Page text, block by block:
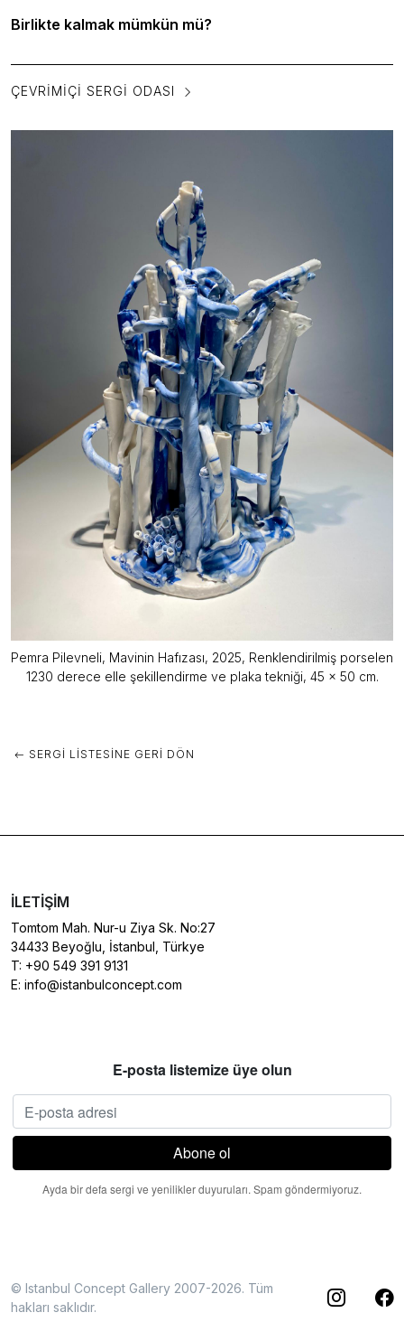
Birlikte kalmak mümkün mü?
ÇEVRIMIÇI SERGI ODASI
Pemra Pilevneli, Mavinin Hafızası, 2025, Renklendirilmiş porselen
1230 derece elle şekillendirme ve plaka tekniği, 45 x 50 cm.
SERGI LISTESINE GERI DÖN
İLETIŞIM
Tomtom Mah. Nur-u Ziya Sk. No:27
34433 Beyoğlu, İstanbul, Türkye
T: +90 549 391 9131
E: info@istanbulconcept.com
E-posta listemize üye olun
Ayda bir defa sergi ve yenilikler duyuruları. Spam göndermiyoruz.
© Istanbul Concept Gallery 2007-2026. Tüm
hakları saklıdır.